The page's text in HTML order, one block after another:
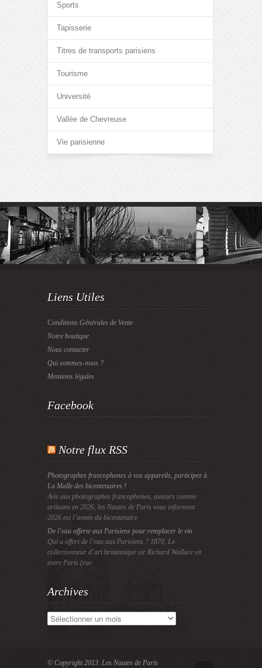
Sports
Tapisserie
Titres de transports parisiens
Tourisme
Université
Vallée de Chevreuse
Vie parisienne
Liens Utiles
Conditions Générales de Vente
Notre boutique
Nous contacter
Qui sommes-nous ?
Mentions légales
Facebook
Notre flux RSS
Photographes francophones à vos appareils, participez à
La Malle des bicentenaires !
Avis aux photographes francophones, auteurs comme
artisans en 2026, les Nautes de Paris vous informent :
2026 est l’année du bicentenaire
De l’eau offerte aux Parisiens pour remplacer le vin
Qui a offert de l’eau aux Parisiens ? 1870, Le
collectionneur d’art britannique sir Richard Wallace vit
entre Paris (rue
Archives
Archives
© Copyright 2013. Les Nautes de Paris